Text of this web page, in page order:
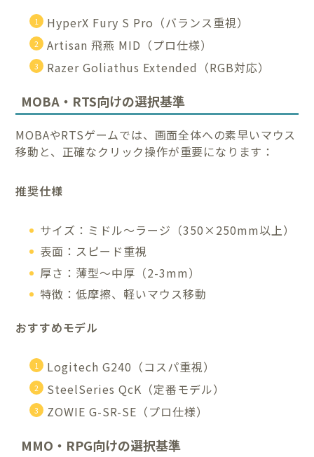
HyperX Fury S Pro（バランス重視）
Artisan 飛燕 MID（プロ仕様）
Razer Goliathus Extended（RGB対応）
MOBA・RTS向けの選択基準
MOBAやRTSゲームでは、画面全体への素早いマウス
移動と、正確なクリック操作が重要になります：
推奨仕様
サイズ：ミドル～ラージ（350×250mm以上）
表面：スピード重視
厚さ：薄型～中厚（2-3mm）
特徴：低摩擦、軽いマウス移動
おすすめモデル
Logitech G240（コスパ重視）
SteelSeries QcK（定番モデル）
ZOWIE G-SR-SE（プロ仕様）
MMO・RPG向けの選択基準